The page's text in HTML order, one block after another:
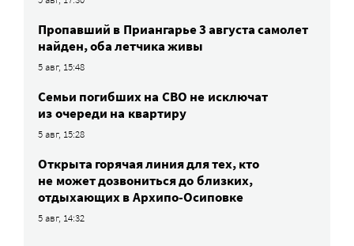
Пропавший в Приангарье 3 августа самолет
найден, оба летчика живы
5 авг, 15:48
Семьи погибших на СВО не исключат
из очереди на квартиру
5 авг, 15:28
Открыта горячая линия для тех, кто
не может дозвониться до близких,
отдыхающих в Архипо-Осиповке
5 авг, 14:32